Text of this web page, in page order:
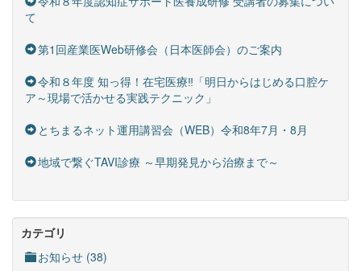
て
第1回産業医Web研修会（日本医師会）のご案内
令和８年度 知っ得！在宅医療‼「明日からはじめる口腔ケ
ア～現場で活かせる実践テクニック」
とちまるネット運用講習会（WEB）令和8年7月・8月
地域で繋ぐTAVI診療 ～早期発見から治療まで～
カテゴリ
お知らせ (38)